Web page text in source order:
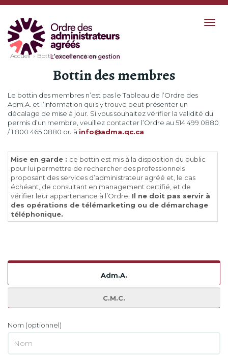
Accueil Bottin des membres
Bottin des membres
Le bottin des membres n’est pas le Tableau de l’Ordre des
Adm.A. et l’information qui s’y trouve peut présenter un
décalage de mise à jour. Si vous souhaitez vérifier la validité du
permis d’un membre, veuillez contacter l’Ordre au 514 499 0880
/ 1 800 465 0880 ou à info@adma.qc.ca
Mise en garde : ce bottin est mis à la disposition du public
pour lui permettre de rechercher des professionnels
proposant des services d’administrateur agréé et, le cas
échéant, de consultant en management certifié, et de
vérifier leur appartenance à l’Ordre. Il ne doit pas servir à
des opérations de télémarketing ou de démarchage
téléphonique.
Adm.A.
C.M.C.
Nom (optionnel)